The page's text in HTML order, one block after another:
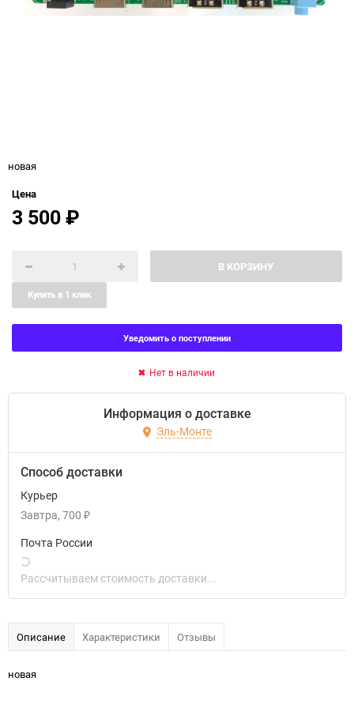
новая
Цена
3 500₽
В КОРЗИНУ
Купить в 1 клик
Уведомить о поступлении
Нет в наличии
Информация о доставке
Эль-Монте
Способ доставки
Курьер
Завтра 700 ₽
Почта России
Рассчитываем стоимость доставки...
Описание Характеристики Отзывы
новая